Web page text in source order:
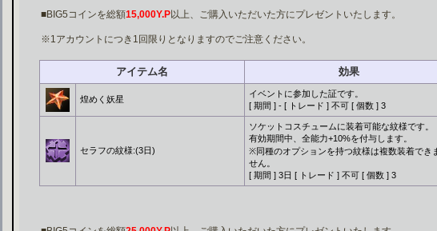
■BIG5コインを総額15,000Y.P以上、ご購入いただいた方にプレゼントいたします。
※1アカウントにつき1回限りとなりますのでご注意ください。
アイテム名 効果
煌めく妖星
イベントに参加した証です。
[ 期間 ] - [ トレード ] 不可 [ 個数 ] 3
セラフの紋様:(3日)
ソケットコスチュームに装着可能な紋様です。
有効期間中、全能力+10%を付与します。
※同種のオプションを持つ紋様は複数装着でき
せん。
[ 期間 ] 3日 [ トレード ] 不可 [ 個数 ] 3